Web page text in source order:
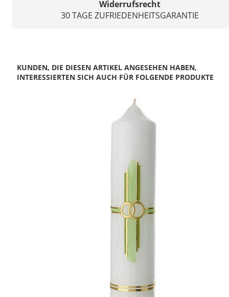
Widerrufsrecht
30 TAGE ZUFRIEDENHEITSGARANTIE
KUNDEN, DIE DIESEN ARTIKEL ANGESEHEN HABEN,
INTERESSIERTEN SICH AUCH FÜR FOLGENDE PRODUKTE